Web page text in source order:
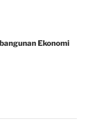
Ekonomi